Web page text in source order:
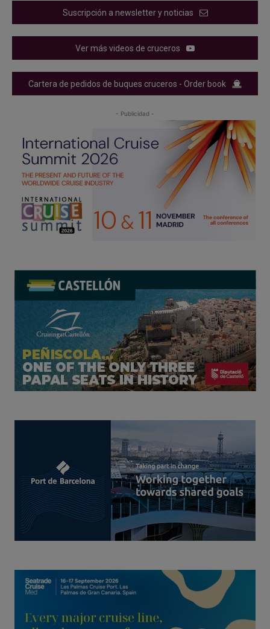
Suscripción a newsletter y noticias
Ver más videos de cruceros
Cartera de pedidos de buques cruceros - Order book
- Publicidad -